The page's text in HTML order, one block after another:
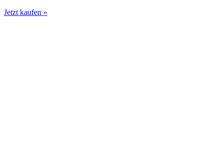
Jetzt kaufen »